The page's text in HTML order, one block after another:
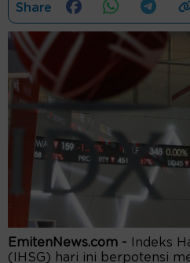
Share
EmitenNews.com -
Indeks
(IHSG) hari ini berpotensi